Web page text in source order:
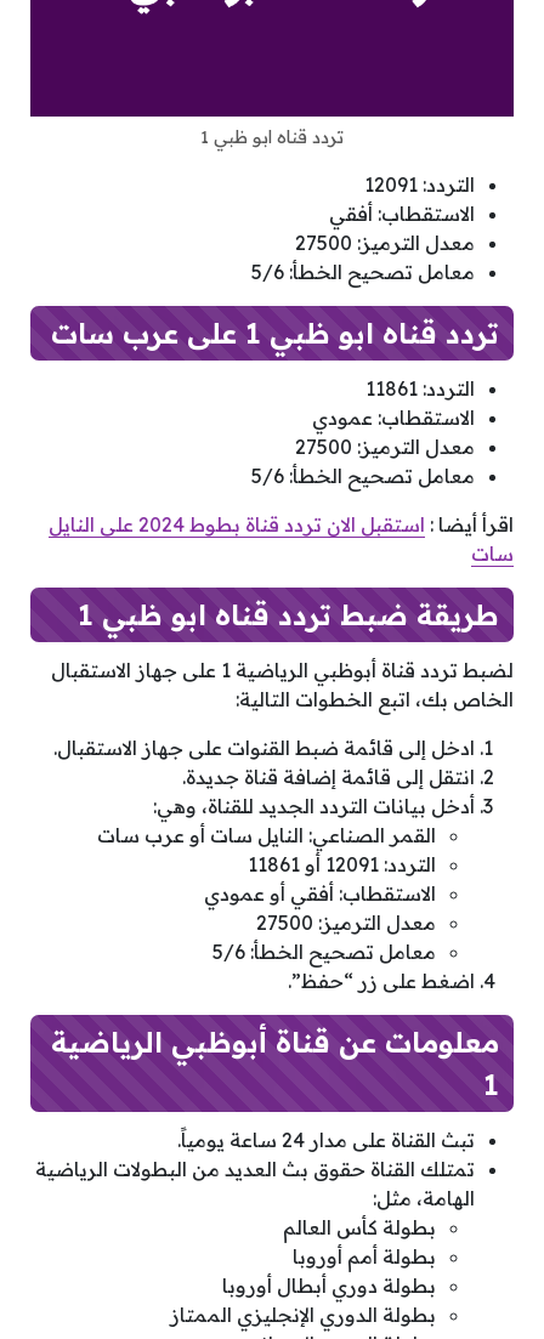
تردد قناه ابو ظبي 1
التردد: 12091
الاستقطاب: أفقي
معدل الترميز: 27500
معامل تصحيح الخطأ: 5/6
تردد قناه ابو ظبي 1 على عرب سات
التردد: 11861
الاستقطاب: عمودي
معدل الترميز: 27500
معامل تصحيح الخطأ: 5/6
اقرأ أيضا :
استقبل الان تردد قناة بطوط 2024 على النايل
سات
طريقة ضبط تردد قناه ابو ظبي 1
لضبط تردد قناة أبوظبي الرياضية 1 على جهاز الاستقبال
الخاص بك، اتبع الخطوات التالية:
ادخل إلى قائمة ضبط القنوات على جهاز الاستقبال.
انتقل إلى قائمة إضافة قناة جديدة.
أدخل بيانات التردد الجديد للقناة، وهي:
القمر الصناعي: النايل سات أو عرب سات
التردد: 12091 أو 11861
الاستقطاب: أفقي أو عمودي
معدل الترميز: 27500
معامل تصحيح الخطأ: 5/6
اضغط على زر “حفظ”.
معلومات عن قناة أبوظبي الرياضية
1
تبث القناة على مدار 24 ساعة يومياً.
تمتلك القناة حقوق بث العديد من البطولات الرياضية
الهامة، مثل:
بطولة كأس العالم
بطولة أمم أوروبا
بطولة دوري أبطال أوروبا
بطولة الدوري الإنجليزي الممتاز